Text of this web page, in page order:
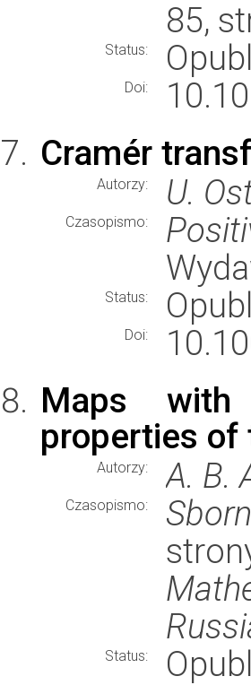
85,
Status:
Doi:
Cramér
Autorzy: U.
Czasopismo:
Status:
Doi:
Maps with
properties of
Autorzy: A. B.
Czasopismo:
Status: